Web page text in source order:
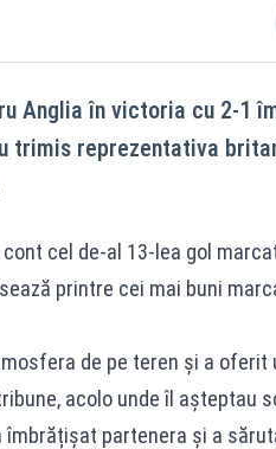
Anglia în victoria cu 2-1
trimis reprezentativa
cel de-al 13-lea gol
printre cei mai buni
de pe teren și a oferit
acolo unde îl așteptau
partenera și a